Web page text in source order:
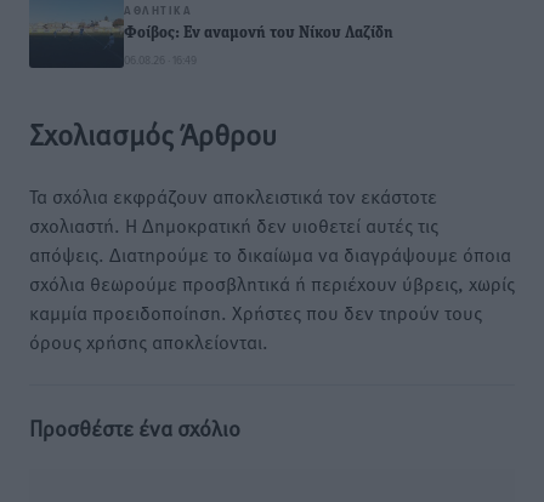
ΑΘΛΗΤΙΚΆ
Φοίβος: Εν αναμονή του Νίκου Λαζίδη
06.08.26 · 16:49
Σχολιασμός Άρθρου
Τα σχόλια εκφράζουν αποκλειστικά τον εκάστοτε
σχολιαστή. Η Δημοκρατική δεν υιοθετεί αυτές τις
απόψεις. Διατηρούμε το δικαίωμα να διαγράψουμε όποια
σχόλια θεωρούμε προσβλητικά ή περιέχουν ύβρεις, χωρίς
καμμία προειδοποίηση. Χρήστες που δεν τηρούν τους
όρους χρήσης αποκλείονται.
Προσθέστε ένα σχόλιο